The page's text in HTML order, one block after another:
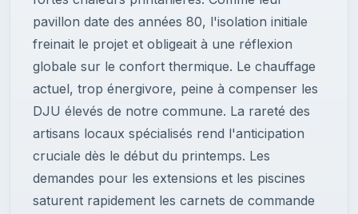
pavillon date des années 80, l'isolation initiale
freinait le projet et obligeait à une réflexion
globale sur le confort thermique. Le chauffage
actuel, trop énergivore, peine à compenser les
DJU élevés de notre commune. La rareté des
artisans locaux spécialisés rend l'anticipation
cruciale dès le début du printemps. Les
demandes pour les extensions et les piscines
saturent rapidement les carnets de commande